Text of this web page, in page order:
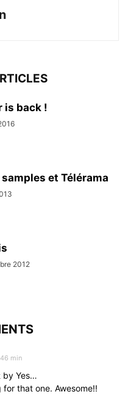
is back !
et Télérama
2012
min
by Yes…
for that one. Awesome!!